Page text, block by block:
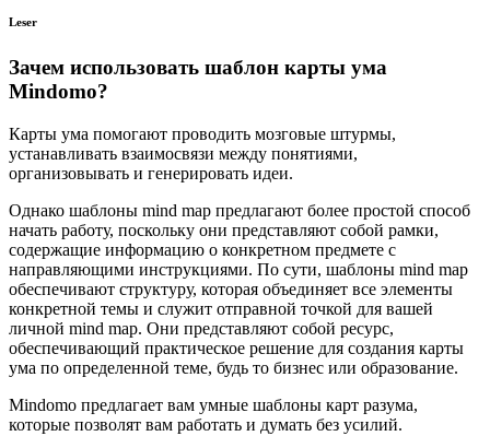
Leser
Зачем использовать шаблон карты ума
Mindomo?
Карты ума помогают проводить мозговые штурмы,
устанавливать взаимосвязи между понятиями,
организовывать и генерировать идеи.
Однако шаблоны mind map предлагают более простой способ
начать работу, поскольку они представляют собой рамки,
содержащие информацию о конкретном предмете с
направляющими инструкциями. По сути, шаблоны mind map
обеспечивают структуру, которая объединяет все элементы
конкретной темы и служит отправной точкой для вашей
личной mind map. Они представляют собой ресурс,
обеспечивающий практическое решение для создания карты
ума по определенной теме, будь то бизнес или образование.
Mindomo предлагает вам умные шаблоны карт разума,
которые позволят вам работать и думать без усилий.